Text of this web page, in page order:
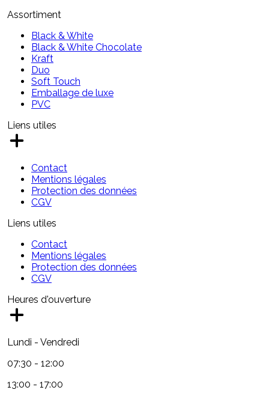
Assortiment
Black & White
Black & White Chocolate
Kraft
Duo
Soft Touch
Emballage de luxe
PVC
Liens utiles
Contact
Mentions légales
Protection des données
CGV
Liens utiles
Contact
Mentions légales
Protection des données
CGV
Heures d'ouverture
Lundi - Vendredi
07:30 - 12:00
13:00 - 17:00